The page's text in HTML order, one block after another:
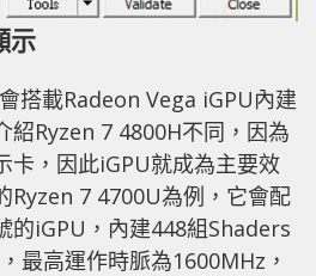
示
搭載Radeon Vega iGPU內建
紹Ryzen 7 4800H不同，因為
卡，因此iGPU就成為主要效
Ryzen 7 4700U為例，它會配
的iGPU，內建448組Shaders
最高運作時脈為1600MHz，